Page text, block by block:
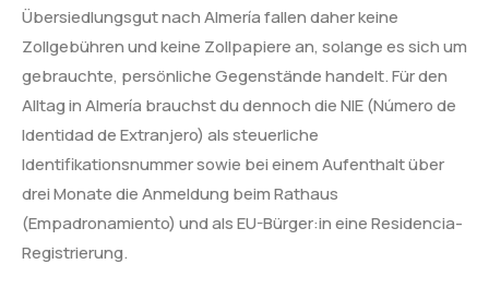
Übersiedlungsgut nach Almería fallen daher keine
Zollgebühren und keine Zollpapiere an, solange es sich um
gebrauchte, persönliche Gegenstände handelt. Für den
Alltag in Almería brauchst du dennoch die NIE (Número de
Identidad de Extranjero) als steuerliche
Identifikationsnummer sowie bei einem Aufenthalt über
drei Monate die Anmeldung beim Rathaus
(Empadronamiento) und als EU-Bürger:in eine Residencia-
Registrierung.